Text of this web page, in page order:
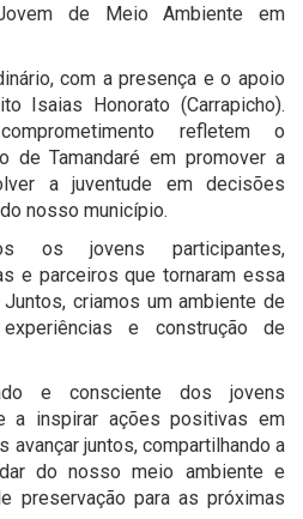
de Meio Ambiente em
com a presença e o apoio
Isaias Honorato (Carrapicho).
refletem o
de Tamandaré em promover a
a juventude em decisões
nosso município.
os jovens participantes,
e parceiros que tornaram essa
criamos um ambiente de
e construção de
e consciente dos jovens
a inspirar ações positivas em
avançar juntos, compartilhando a
do nosso meio ambiente e
preservação para as próximas